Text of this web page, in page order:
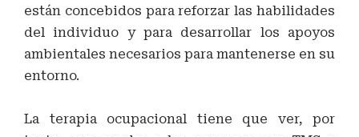
están concebidos para reforzar las habilidades
del individuo y para desarrollar los apoyos
ambientales necesarios para mantenerse en su
entorno.
La terapia ocupacional tiene que ver, por